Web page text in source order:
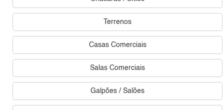
Terrenos
Casas Comerciais
Salas Comerciais
Galpões / Salões